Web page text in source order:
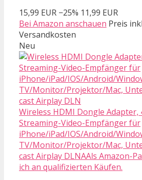
15,99 EUR −25% 11,99 EUR
Bei Amazon anschauen Preis
Versandkosten
Neu
Wireless HDMI Dongle Adapter,
Streaming-Video-Empfänger für
iPhone/iPad/IOS/Android/
TV/Monitor/Projektor/Mac,
cast Airplay DLNAAls Amazon-
ich an qualifizierten Käufen.